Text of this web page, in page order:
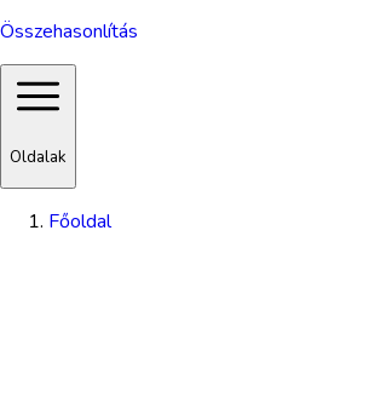
Összehasonlítás
Oldalak
Főoldal